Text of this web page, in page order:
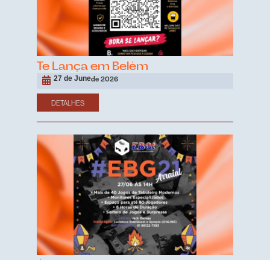
Te Lança em Belém
27 de Junede 2026
DETALHES